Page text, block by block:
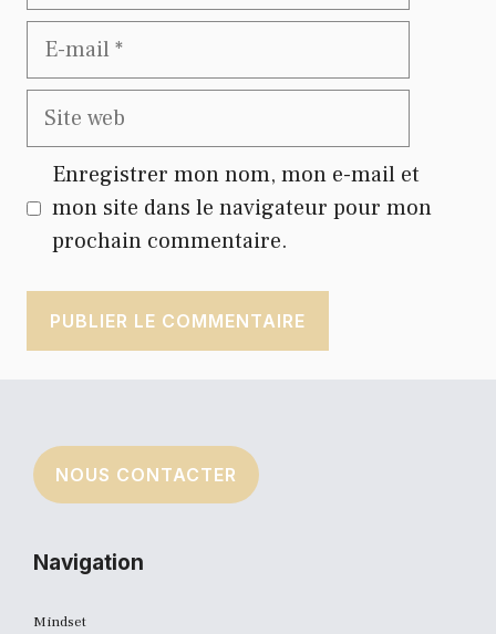
E-
mail
Site
web
Enregistrer mon nom, mon e-mail et
mon site dans le navigateur pour mon
prochain commentaire.
NOUS CONTACTER
Navigation
Mindset